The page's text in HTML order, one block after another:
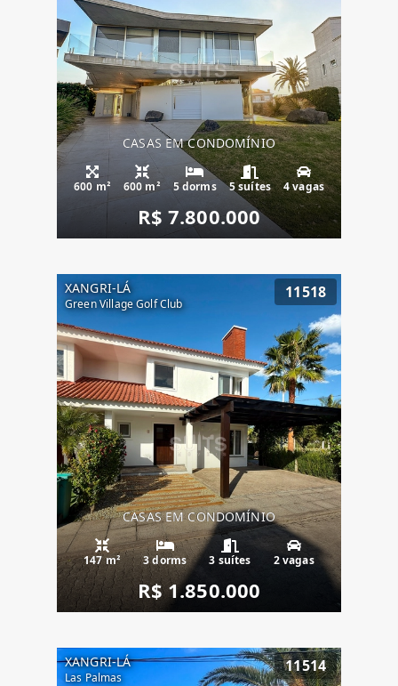
CASAS EM CONDOMÍNIO
600 m² 600 m² 5 dorms 5 suítes 4 vagas
R$ 7.800.000
XANGRI-LÁ
Green Village Golf Club
11518
CASAS EM CONDOMÍNIO
147 m² 3 dorms 3 suítes 2 vagas
R$ 1.850.000
XANGRI-LÁ
Las Palmas
11514